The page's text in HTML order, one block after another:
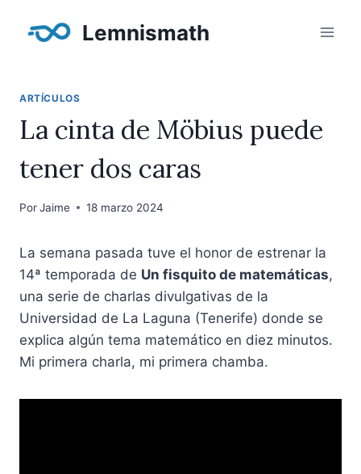
Lemnismath
ARTÍCULOS
La cinta de Möbius puede
tener dos caras
PorJaime 18 marzo 2024
La semana pasada tuve el honor de estrenar la
14ª temporada de Un fisquito de matemáticas,
una serie de charlas divulgativas de la
Universidad de La Laguna (Tenerife) donde se
explica algún tema matemático en diez minutos.
Mi primera charla, mi primera chamba.